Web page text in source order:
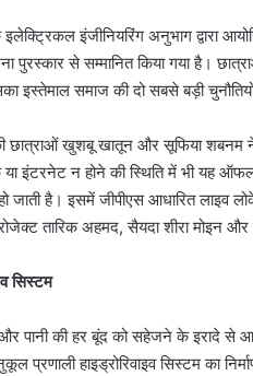
इलेक्ट्रिकल इंजीनियरिंग अनुभाग द्वारा
पुरस्कार से सम्मानित किया गया है।
इस्तेमाल समाज की दो सबसे बड़ी
की छात्राओं खुशबू खातून और सूफिया
या इंटरनेट न होने की स्थिति में भी
जाती है। इसमें जीपीएस आधारित लाइव
तारिक अहमद, सैयदा शीरा मोइन
सिस्टम
की हर बूंद को सहेजने के इरादे से
प्रणाली हाइड्रोरिवाइव सिस्टम का